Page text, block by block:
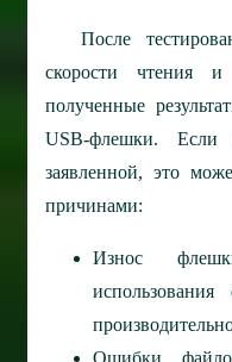
После
скорости чтения
полученные
USB-флешки. Если
заявленной, это
причинами:
Износ
Ошибки